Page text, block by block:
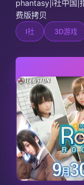
phantasy|i社中国|
费版拷贝
I社 3D游戏